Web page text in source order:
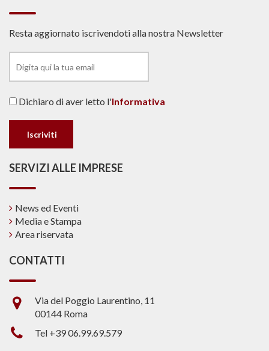
Resta aggiornato iscrivendoti alla nostra Newsletter
Dichiaro di aver letto l'Informativa
SERVIZI ALLE IMPRESE
News ed Eventi
Media e Stampa
Area riservata
CONTATTI
Via del Poggio Laurentino, 11
00144 Roma
Tel +39 06.99.69.579